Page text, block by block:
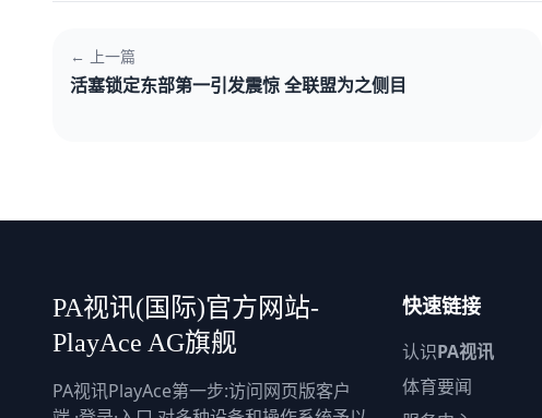
← 上一篇
活塞锁定东部第一引发震惊 全联盟为之侧目
PA视讯(国际)官方网站-
PlayAce AG旗舰
PA视讯PlayAce第一步:访问网页版客户
快速链接
认识PA视讯
体育要闻